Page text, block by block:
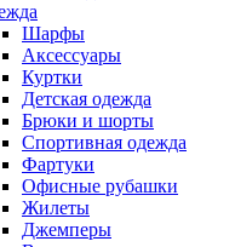
Шарфы
Аксессуары
Куртки
Детская одежда
Брюки и шорты
Спортивная одежда
Фартуки
Офисные рубашки
Жилеты
Джемперы